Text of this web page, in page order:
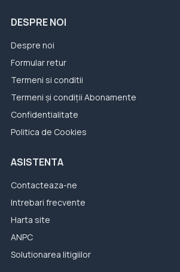
DESPRE NOI
Despre noi
Formular retur
Termeni si conditii
Termeni și condiții Abonamente
Confidentialitate
Politica de Cookies
ASISTENTA
Contacteaza-ne
Intrebari frecvente
Harta site
ANPC
Solutionarea litigiilor